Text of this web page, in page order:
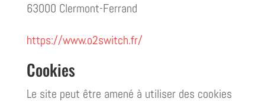
63000 Clermont-Ferrand
https://www.o2switch.fr/
Cookies
Le site peut être amené à utiliser des cookies